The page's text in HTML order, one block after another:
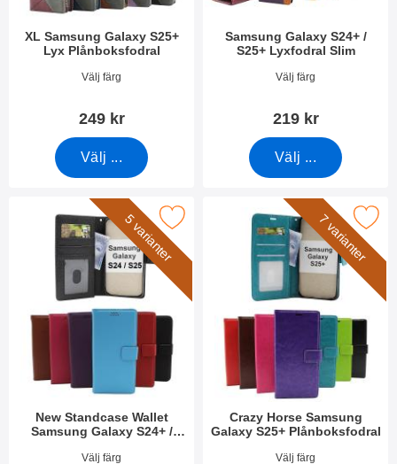
XL Samsung Galaxy S25+
Lyx Plånboksfodral
Art. nr 52628Välj färg
249 kr
Välj ...
Samsung Galaxy S24+ /
S25+ Lyxfodral Slim
Art. nr 55264Välj färg
219 kr
Välj ...
5 varianter
New Standcase Wallet
Samsung Galaxy S24+ /
Art. nr 49913Välj färg
Standcase Wallet Samsung Galaxy S24+ / S25+ 5G som
7 varianter
Crazy Horse Samsung
Galaxy S25+ Plånboksfodral
Art. nr 52633Välj färg
Makera crazy Horse Samsung Galaxy